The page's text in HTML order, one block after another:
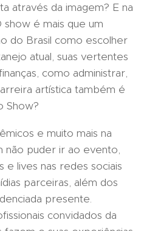
através da imagem? E na
é mais que um
do Brasil como escolher
atual, suas vertentes
como administrar,
artística também é
Show?
e muito mais na
não puder ir ao evento,
lives nas redes sociais
parceiras, além dos
presente.
convidados da